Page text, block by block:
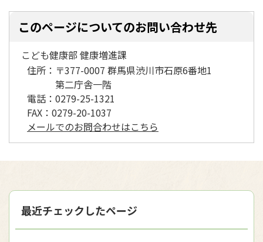
このページについてのお問い合わせ先
こども健康部 健康増進課
住所： 〒377-0007 群馬県渋川市石原6番地1
第二庁舎一階
電話： 0279-25-1321
FAX： 0279-20-1037
メールでのお問合わせはこちら
最近チェックしたページ